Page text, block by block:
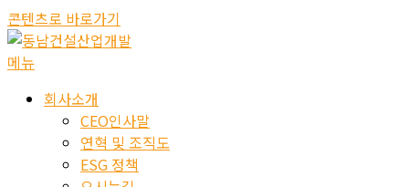
콘텐츠로 바로가기
메뉴
회사소개
CEO인사말
연혁 및 조직도
ESG 정책